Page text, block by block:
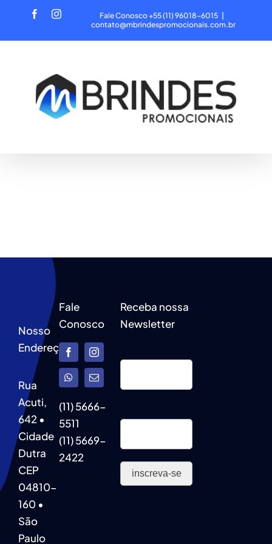
o
FacebookInstagram Fale Conosco +55 (11) 96018-6015
contato@mbrindespromocionais.com.br
Nosso
Endereço
Rua
Acuti,
642 •
Cidade
Dutra
CEP
04810-
160 •
São
Paulo
Fale
Conosco
(11) 5666-
5511
(11) 5669-
2422
Receba nossa
Newsletter